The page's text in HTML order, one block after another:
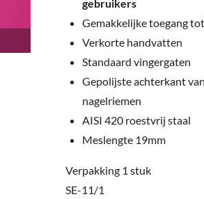
gebruikers
Gemakkelijke toegang
Verkorte handvatten
Standaard vingergaten
Gepolijste achterkant
nagelriemen
AISI 420 roestvrij staal
Meslengte 19mm
Verpakking 1 stuk
SE-11/1